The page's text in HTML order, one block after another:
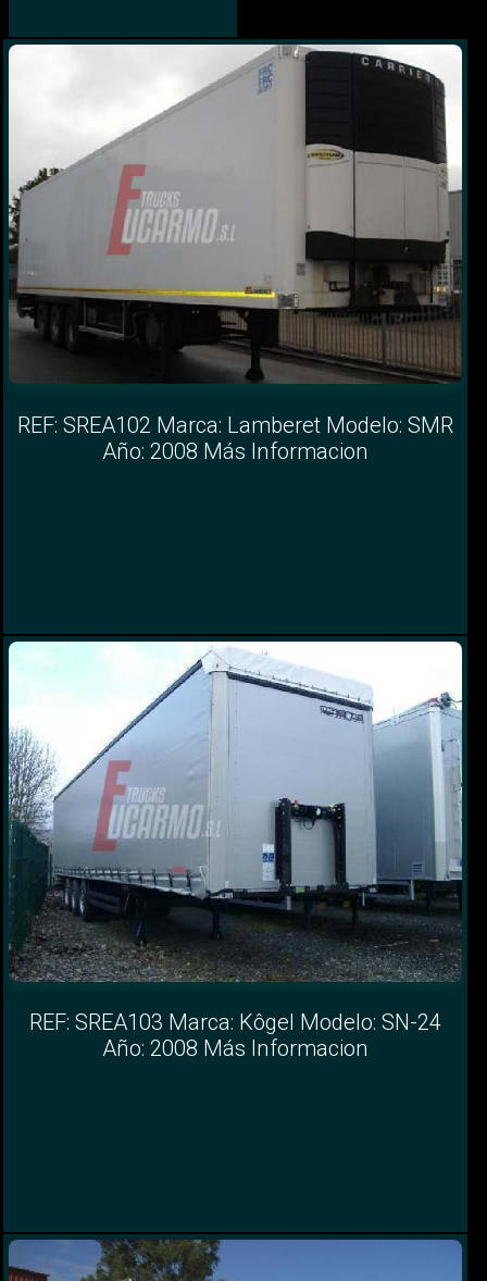
REF: SREA102 Marca: Lamberet Modelo: SMR
Año: 2008 Más Informacion
REF: SREA103 Marca: Kôgel Modelo: SN-24
Año: 2008 Más Informacion